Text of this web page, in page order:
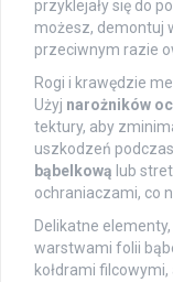
przyklejały się do
możesz, demontuj
przeciwnym razie
Rogi i krawędzie
Użyj narożników
tektury, aby
uszkodzeń
bąbelkową lub
ochraniaczami, co
Delikatne
warstwami folii
kołdrami